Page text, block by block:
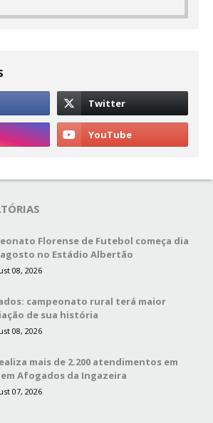
Florense de Futebol começa dia
agosto no Estádio Albertão
08, 2026
campeonato rural terá maior
de sua história
08, 2026
mais de 2.200 atendimentos em
Afogados da Ingazeira
07, 2026